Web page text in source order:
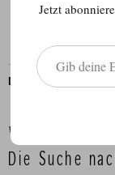
DRESSUR
Veröffentlicht am
Die Suche
Jetzt
Gib deine E-Mail-Adresse ein ...